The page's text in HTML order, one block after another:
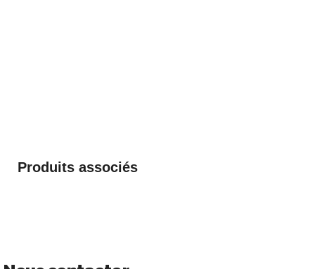
Produits associés